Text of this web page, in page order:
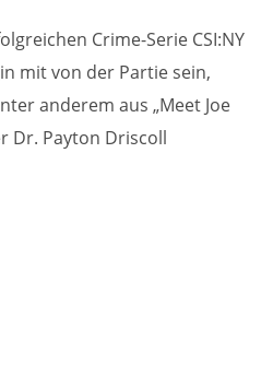
Crime-Serie CSI:NY
mit von der Partie sein,
anderem aus „Meet Joe
Dr. Payton Driscoll